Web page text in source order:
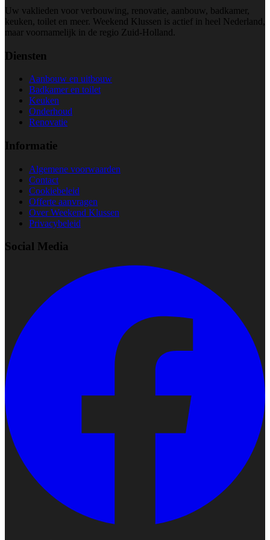
Uw vaklieden voor verbouwing, renovatie, aanbouw, badkamer,
keuken, toilet en meer. Weekend Klussen is actief in heel Nederland,
maar voornamelijk in de regio Zuid-Holland.
Diensten
Aanbouw en uitbouw
Badkamer en toilet
Keuken
Onderhoud
Renovatie
Informatie
Algemene voorwaarden
Contact
Cookiebeleid
Offerte aanvragen
Over Weekend Klussen
Privacybeleid
Social Media